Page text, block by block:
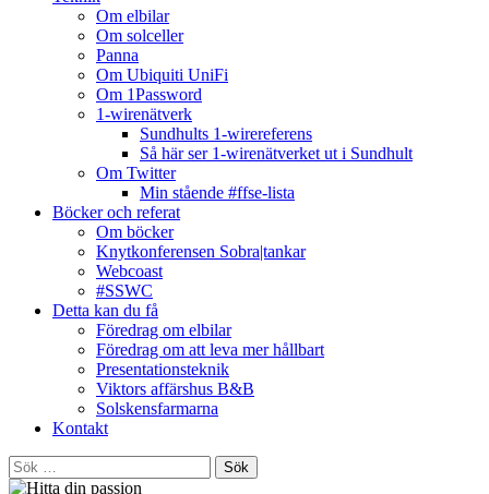
Om elbilar
Om solceller
Panna
Om Ubiquiti UniFi
Om 1Password
1-wirenätverk
Sundhults 1-wirereferens
Så här ser 1-wirenätverket ut i Sundhult
Om Twitter
Min stående #ffse-lista
Böcker och referat
Om böcker
Knytkonferensen Sobra|tankar
Webcoast
#SSWC
Detta kan du få
Föredrag om elbilar
Föredrag om att leva mer hållbart
Presentationsteknik
Viktors affärshus B&B
Solskensfarmarna
Kontakt
Sök
efter: